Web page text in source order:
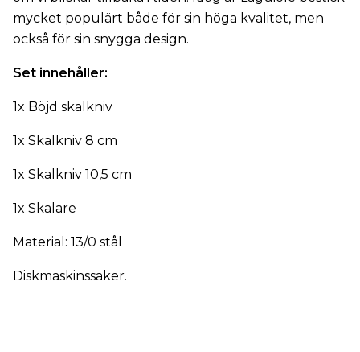
mycket populärt både för sin höga kvalitet, men
också för sin snygga design.
Set innehåller:
1x Böjd skalkniv
1x Skalkniv 8 cm
1x Skalkniv 10,5 cm
1x Skalare
Material: 13/0 stål
Diskmaskinssäker.